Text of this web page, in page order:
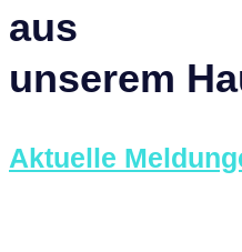
aus
unserem
Aktuelle